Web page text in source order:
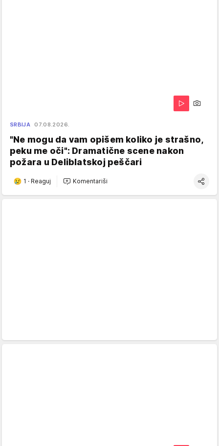
SRBIJA 07.08.2026.
"Ne mogu da vam opišem koliko je strašno,
peku me oči": Dramatične scene nakon
požara u Deliblatskoj peščari
1 · Reaguj Komentariši